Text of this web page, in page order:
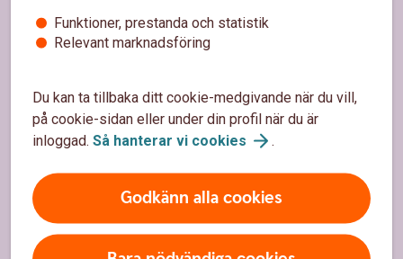
Funktioner, prestanda och statistik
Relevant marknadsföring
Du kan ta tillbaka ditt cookie-medgivande när du vill,
på cookie-sidan eller under din profil när du är
inloggad. Så hanterar vi cookies .
Godkänn alla cookies
Kundservice
Hitta bankkontor
Bli kund
Priser, räntor och kurser
Om oss